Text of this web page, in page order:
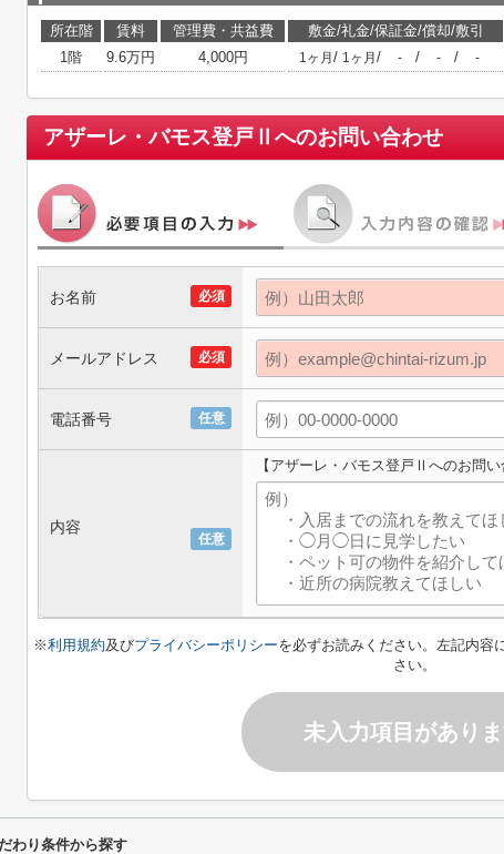
所在階 賃料 管理費・共益費 敷金/礼金/保証金/償却/敷引
1階
9.6万円 4,000円 1ヶ月 / 1ヶ月 / - / - / -
アザーレ・バモス登戸Ⅱ へのお問い合わせ
必須
お名前
必須
メールアドレス
任意
電話番号
任意
内容
【アザーレ・バモス登戸Ⅱへのお問い
※利用規約及びプライバシーポリシーを必ずお読みください。左記内容
さい。
未入力項目があり
わり条件から探す